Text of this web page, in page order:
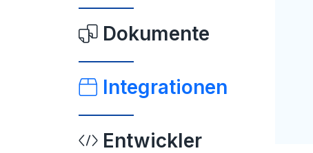
Dokumente
Integrationen
Entwickler